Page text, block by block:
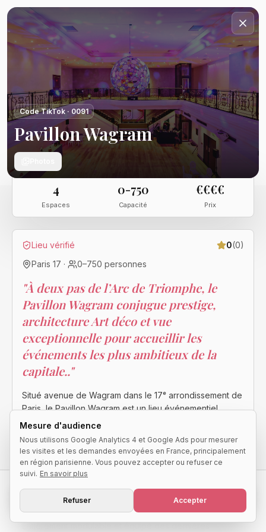
Code TikTok · 0091
Pavillon Wagram
4
Espaces
0-750
Capacité
€€€€
Prix
Lieu vérifié 0(0)
Paris 17 · 0–750 personnes
"À deux pas de l’Arc de Triomphe, le
Pavillon Wagram conjugue prestige,
architecture Art déco et vue
exceptionnelle pour accueillir les
événements les plus ambitieux de la
capitale.."
Situé avenue de Wagram dans le 17ᵉ arrondissement de
Paris, le Pavillon Wagram est un lieu événementiel
d’exception installé dans un ancien hôtel particulier
répartis sur plusieurs niveaux, une hauteur sous plafond
de près de 10 mètres, des baies vitrées Art déco, deux
terrasses et une vue imprenable sur l’Arc de Triomphe,
le lieu offre un cadre spectaculaire pour organiser
galas, soirées d’entreprise, lancements de produits,
défilés, mariages ou événements privés haut de gamme.
Demander une disponibilité
Mesure d'audience
Nous utilisons Google Analytics 4 et Google Ads pour mesurer
les visites et les demandes envoyées en France, principalement
en région parisienne. Vous pouvez accepter ou refuser ce
suivi. En savoir plus
Refuser Accepter